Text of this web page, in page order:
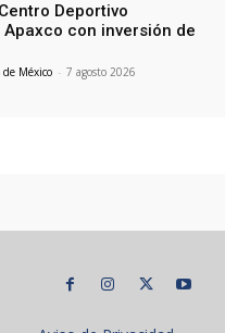
Deportivo
Apaxco con inversión de
México - 7 agosto 2026